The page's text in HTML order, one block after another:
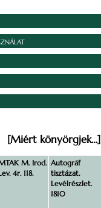
[Miért könyörgjek…]
M. Irod.
4r. 118.
Autográf
tisztázat.
Levélrészlet.
1810